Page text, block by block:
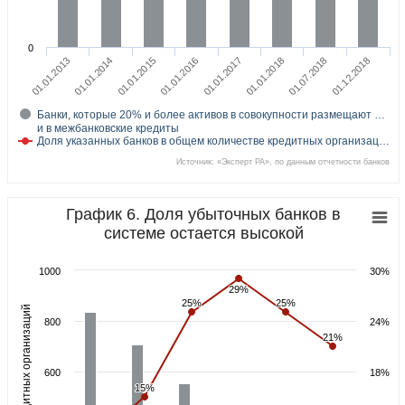
Банки, которые 20% и более активов в совокупности размещают …
и в межбанковские кредиты
Доля указанных банков в общем количестве кредитных организац…
01.01.201301.01.201401.01.201501.01.201601.01.201701.01.201801.07.201801.12.2018
0
Источник: «Эксперт РА», по данным отчетности банков
График 6. Доля убыточных банков в
системе остается высокой
15%
15%
25%
25%
29%
29%
25%
25%
21%
21%
18%
24%
30%
600
800
1000